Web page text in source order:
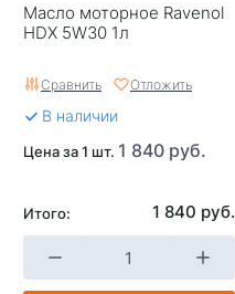
Масло моторное Ravenol
HDX 5W30 1л
Сравнить Отложить
В наличии
Цена за 1 шт. 1 840 руб.
Итого: 1 840 руб.